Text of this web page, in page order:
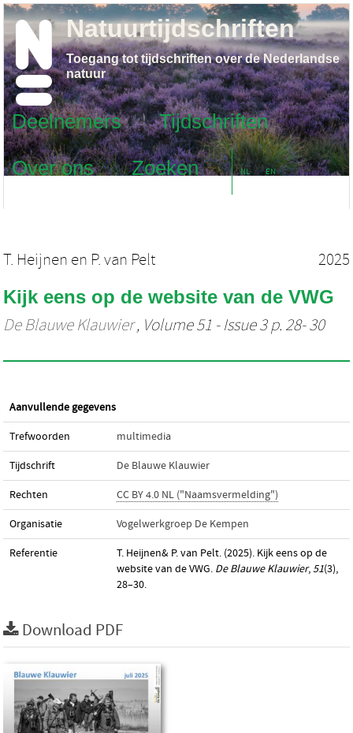
Deelnemers
Tijdschriften
Over ons
Zoeken NL EN
Natuurtijdschriften
Toegang tot tijdschriften over de Nederlandse
natuur
T. Heijnen en P. van Pelt 2025
Kijk eens op de website van de VWG
De Blauwe Klauwier, Volume 51 - Issue 3 p. 28- 30
Aanvullende gegevens
Trefwoorden multimedia
Tijdschrift De Blauwe Klauwier
Rechten CC BY 4.0 NL ("Naamsvermelding")
Organisatie Vogelwerkgroep De Kempen
Referentie
T. Heijnen& P. van Pelt. (2025). Kijk eens op de
website van de VWG. De Blauwe Klauwier,51(3),
28–30.
Download PDF